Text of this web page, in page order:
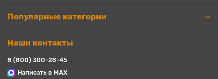
Популярные категории
Наши контакты
8 (800) 300-28-45
Написать в MAX